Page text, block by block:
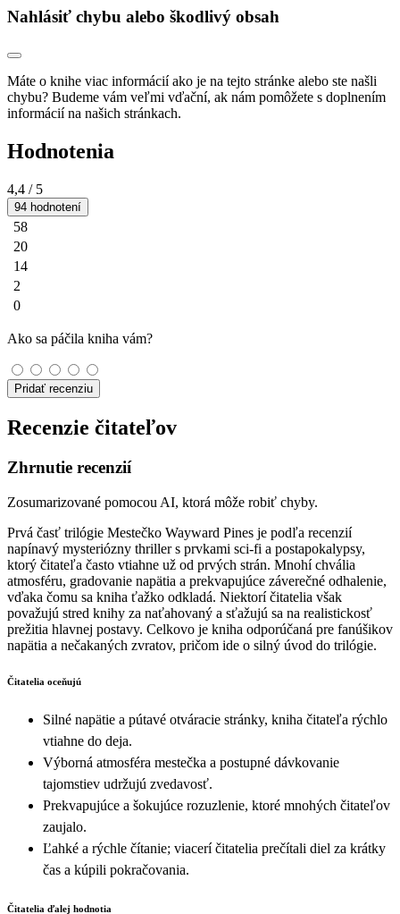
Nahlásiť chybu alebo škodlivý obsah
Máte o knihe viac informácií ako je na tejto stránke alebo ste našli
chybu? Budeme vám veľmi vďační, ak nám pomôžete s doplnením
informácií na našich stránkach.
Hodnotenia
4,4 / 5
94 hodnotení
58
20
14
2
0
Ako sa páčila kniha vám?
Pridať recenziu
Recenzie čitateľov
Zhrnutie recenzií
Zosumarizované pomocou AI, ktorá môže robiť chyby.
Prvá časť trilógie Mestečko Wayward Pines je podľa recenzií
napínavý mysteriózny thriller s prvkami sci‑fi a postapokalypsy,
ktorý čitateľa často vtiahne už od prvých strán. Mnohí chvália
atmosféru, gradovanie napätia a prekvapujúce záverečné odhalenie,
vďaka čomu sa kniha ťažko odkladá. Niektorí čitatelia však
považujú stred knihy za naťahovaný a sťažujú sa na realistickosť
prežitia hlavnej postavy. Celkovo je kniha odporúčaná pre fanúšikov
napätia a nečakaných zvratov, pričom ide o silný úvod do trilógie.
Čitatelia oceňujú
Silné napätie a pútavé otváracie stránky, kniha čitateľa rýchlo
vtiahne do deja.
Výborná atmosféra mestečka a postupné dávkovanie
tajomstiev udržujú zvedavosť.
Prekvapujúce a šokujúce rozuzlenie, ktoré mnohých čitateľov
zaujalo.
Ľahké a rýchle čítanie; viacerí čitatelia prečítali diel za krátky
čas a kúpili pokračovania.
Čitatelia ďalej hodnotia